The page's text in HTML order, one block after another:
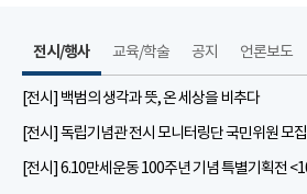
전시/행사
[전시] 백범의 생각과 뜻, 온 세상을 비추다
[전시] 독립기념관 전시 모니터링단 국민위원 모집
교육/학술 공지 언론보도